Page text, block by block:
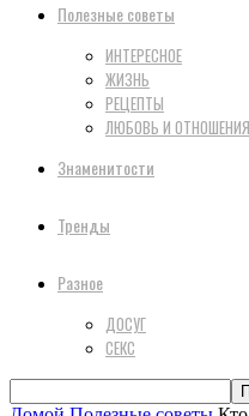
Полезные советы
ИНТЕРЕСНОЕ
ЖИЗНЬ
РЕЦЕПТЫ
ЛЮБОВЬ И ОТНОШЕНИЯ
Знаменитости
Тренды
Разное
ДОСУГ
СЕКС